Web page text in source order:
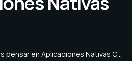
en Aplicaciones Nativas Cloud